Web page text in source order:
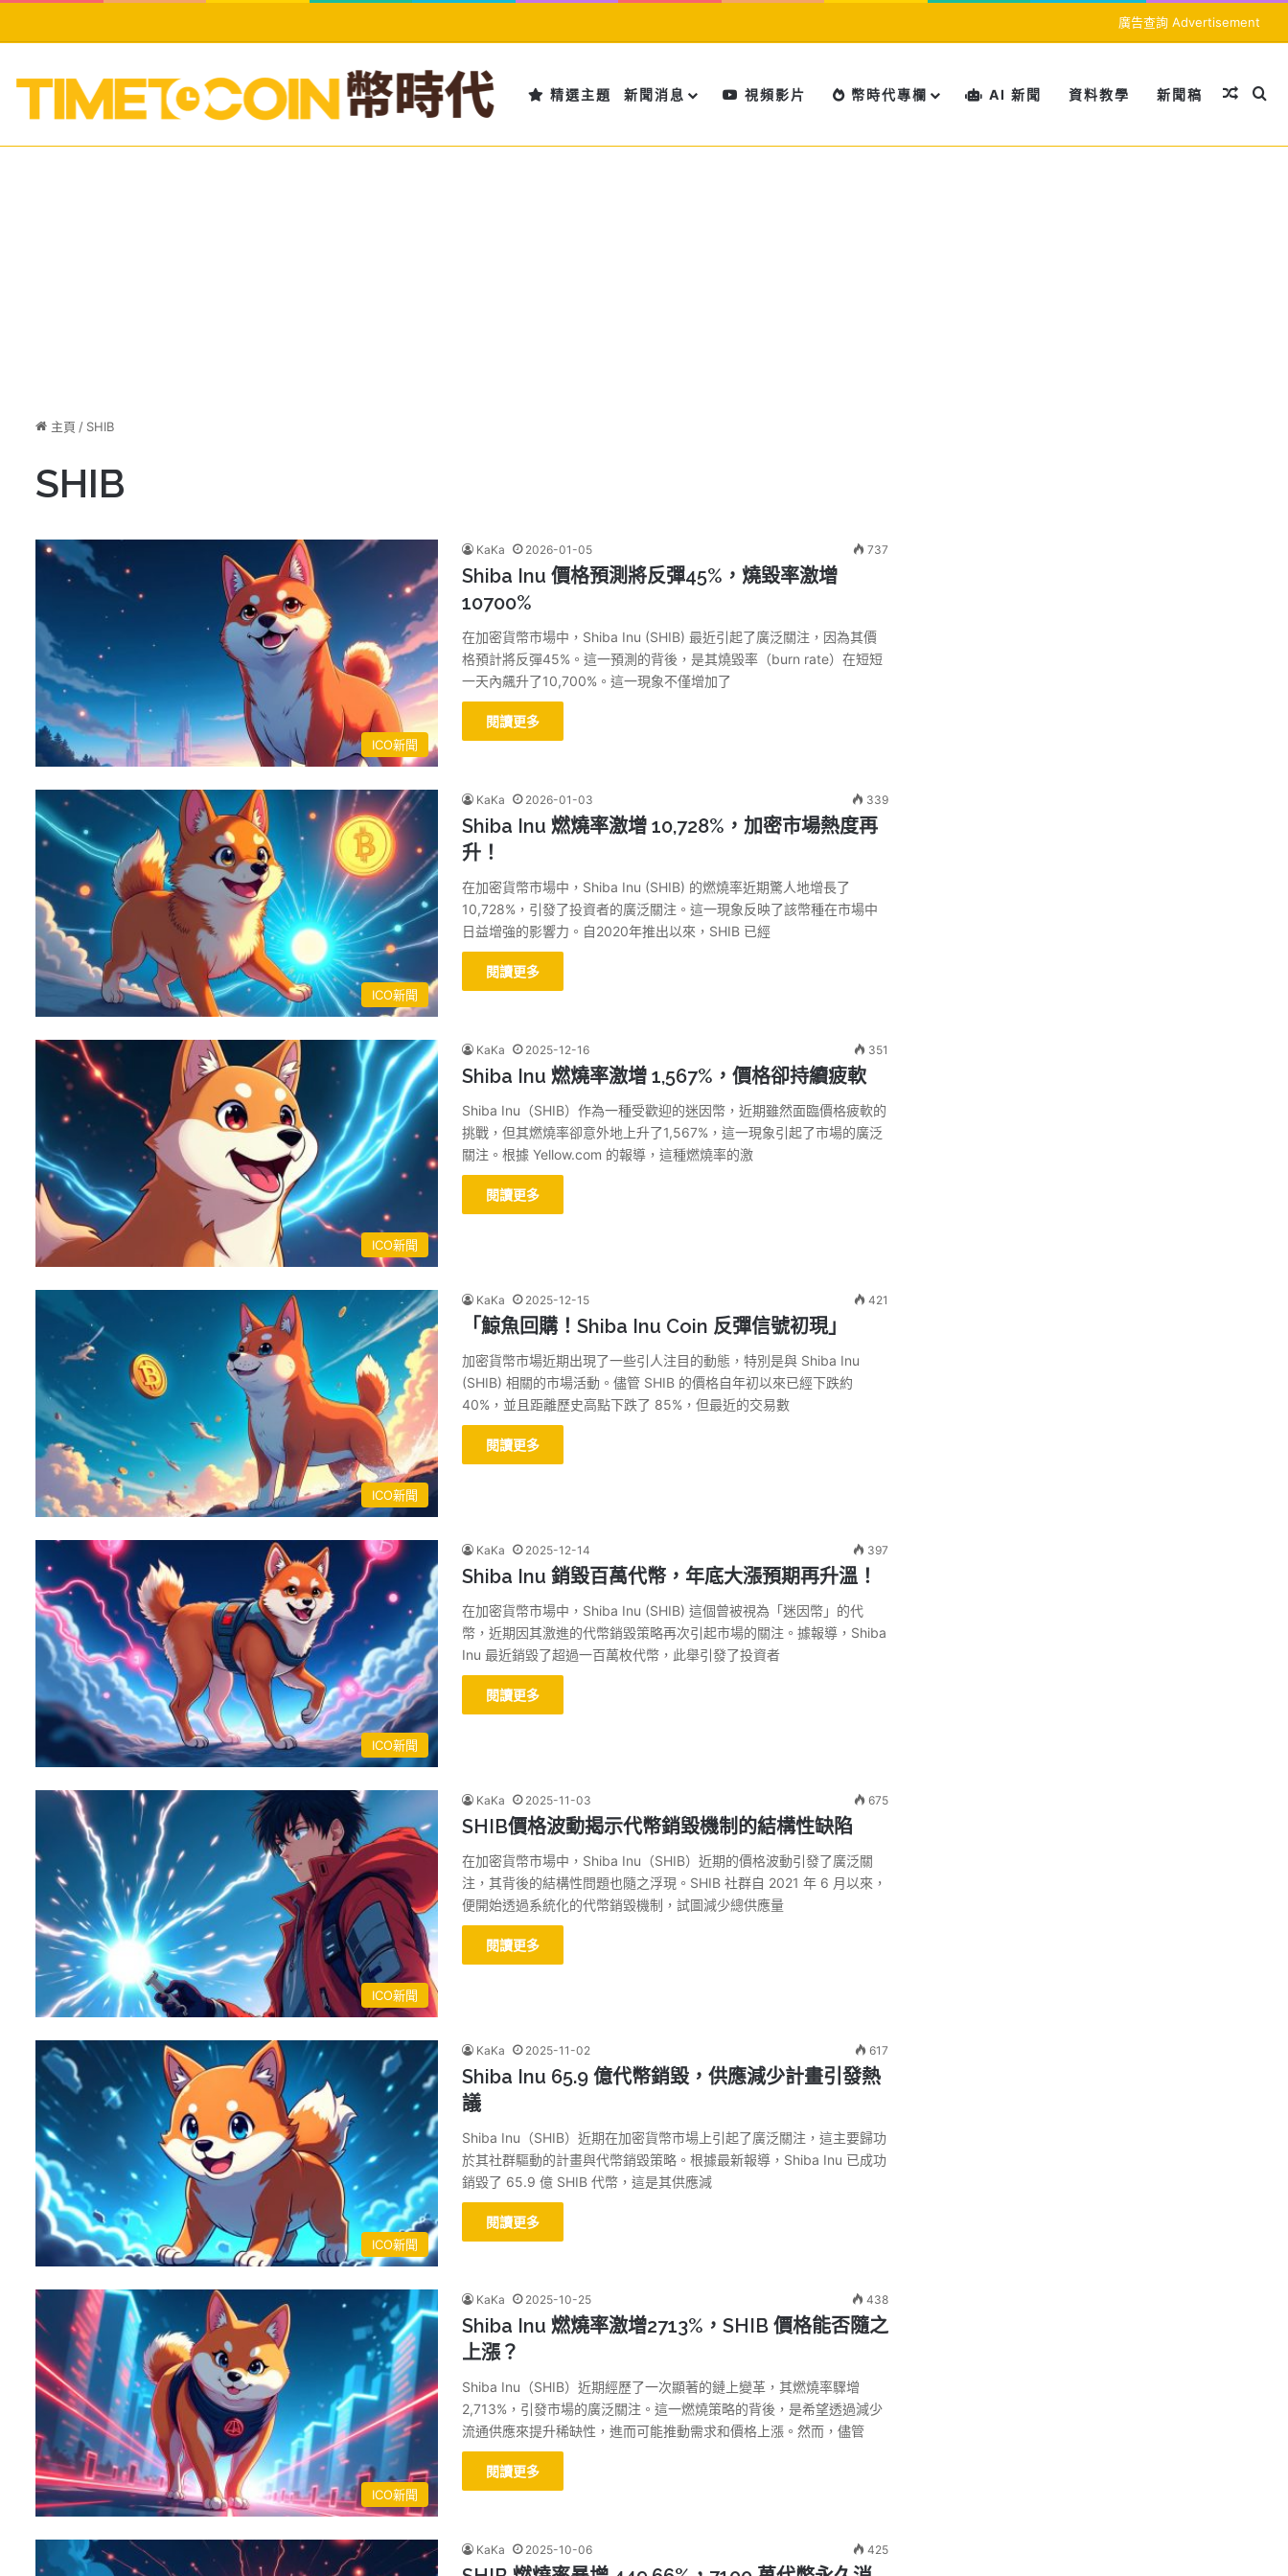
廣告查詢 Advertisement
精選主題 新聞消息 視頻影片 幣時代專欄 AI 新聞 資料教學 新聞稿 隨機文
搜
主頁 / SHIB
SHIB
ICO新聞
KaKa 2026-01-05 737
Shiba Inu 價格預測將反彈45%，燒毀率激增
10700%
在加密貨幣市場中，Shiba Inu (SHIB) 最近引起了廣泛關注，因為其價
格預計將反彈45%。這一預測的背後，是其燒毀率（burn rate）在短短
一天內飆升了10,700%。這一現象不僅增加了
閱讀更多
ICO新聞
KaKa 2026-01-03 339
Shiba Inu 燃燒率激增 10,728%，加密市場熱度再
升！
在加密貨幣市場中，Shiba Inu (SHIB) 的燃燒率近期驚人地增長了
10,728%，引發了投資者的廣泛關注。這一現象反映了該幣種在市場中
日益增強的影響力。自2020年推出以來，SHIB 已經
閱讀更多
ICO新聞
KaKa 2025-12-16 351
Shiba Inu 燃燒率激增 1,567%，價格卻持續疲軟
Shiba Inu（SHIB）作為一種受歡迎的迷因幣，近期雖然面臨價格疲軟的
挑戰，但其燃燒率卻意外地上升了1,567%，這一現象引起了市場的廣泛
關注。根據 Yellow.com 的報導，這種燃燒率的激
閱讀更多
ICO新聞
KaKa 2025-12-15 421
「鯨魚回購！Shiba Inu Coin 反彈信號初現」
加密貨幣市場近期出現了一些引人注目的動態，特別是與 Shiba Inu
(SHIB) 相關的市場活動。儘管 SHIB 的價格自年初以來已經下跌約
40%，並且距離歷史高點下跌了 85%，但最近的交易數
閱讀更多
ICO新聞
KaKa 2025-12-14 397
Shiba Inu 銷毀百萬代幣，年底大漲預期再升溫！
在加密貨幣市場中，Shiba Inu (SHIB) 這個曾被視為「迷因幣」的代
幣，近期因其激進的代幣銷毀策略再次引起市場的關注。據報導，Shiba
Inu 最近銷毀了超過一百萬枚代幣，此舉引發了投資者
閱讀更多
ICO新聞
KaKa 2025-11-03 675
SHIB價格波動揭示代幣銷毀機制的結構性缺陷
在加密貨幣市場中，Shiba Inu（SHIB）近期的價格波動引發了廣泛關
注，其背後的結構性問題也隨之浮現。SHIB 社群自 2021 年 6 月以來，
便開始透過系統化的代幣銷毀機制，試圖減少總供應量
閱讀更多
ICO新聞
KaKa 2025-11-02 617
Shiba Inu 65.9 億代幣銷毀，供應減少計畫引發熱
議
Shiba Inu（SHIB）近期在加密貨幣市場上引起了廣泛關注，這主要歸功
於其社群驅動的計畫與代幣銷毀策略。根據最新報導，Shiba Inu 已成功
銷毀了 65.9 億 SHIB 代幣，這是其供應減
閱讀更多
ICO新聞
KaKa 2025-10-25 438
Shiba Inu 燃燒率激增2713%，SHIB 價格能否隨之
上漲？
Shiba Inu（SHIB）近期經歷了一次顯著的鏈上變革，其燃燒率驟增
2,713%，引發市場的廣泛關注。這一燃燒策略的背後，是希望透過減少
流通供應來提升稀缺性，進而可能推動需求和價格上漲。然而，儘管
閱讀更多
KaKa 2025-10-06 425